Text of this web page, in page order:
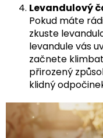
Levandulový
Pokud máte
zkuste
levandule vás
začnete
přirozený
klidný